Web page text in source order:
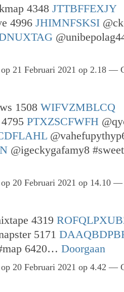
4348 JTTBFFEXJY
4996 JHIMNFSKSI
op 21 Februari 2021 op 2.18 —
1508 WIFVZMBLCQ
PTXZSCFWFH
@igeckygafamy8
op 20 Februari 2021 op 14.10 —
4319
5171
6420… Doorgaan
op 20 Februari 2021 op 4.42 —